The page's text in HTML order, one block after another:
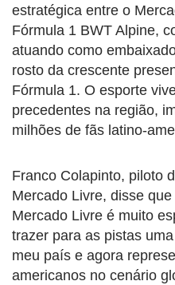
estratégica entre o
Fórmula 1 BWT Alpine,
atuando como
rosto da crescente
Fórmula 1. O esporte
precedentes na região,
milhões de fãs latino-
Franco Colapinto, piloto
Mercado Livre, disse
Mercado Livre é muito
trazer para as pistas
meu país e agora
americanos no cenário